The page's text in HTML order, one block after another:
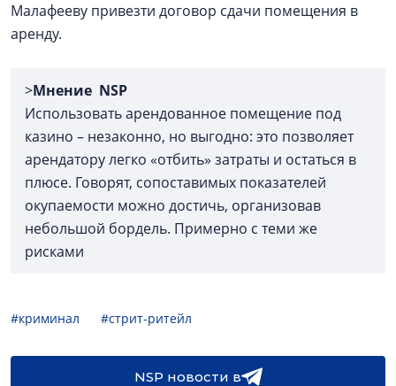
Малафееву привезти договор сдачи помещения в
аренду.
>Мнение NSP
Использовать арендованное помещение под
казино – незаконно, но выгодно: это позволяет
арендатору легко «отбить» затраты и остаться в
плюсе. Говорят, сопоставимых показателей
окупаемости можно достичь, организовав
небольшой бордель. Примерно с теми же
рисками
#криминал #стрит-ритейл
NSP новости в